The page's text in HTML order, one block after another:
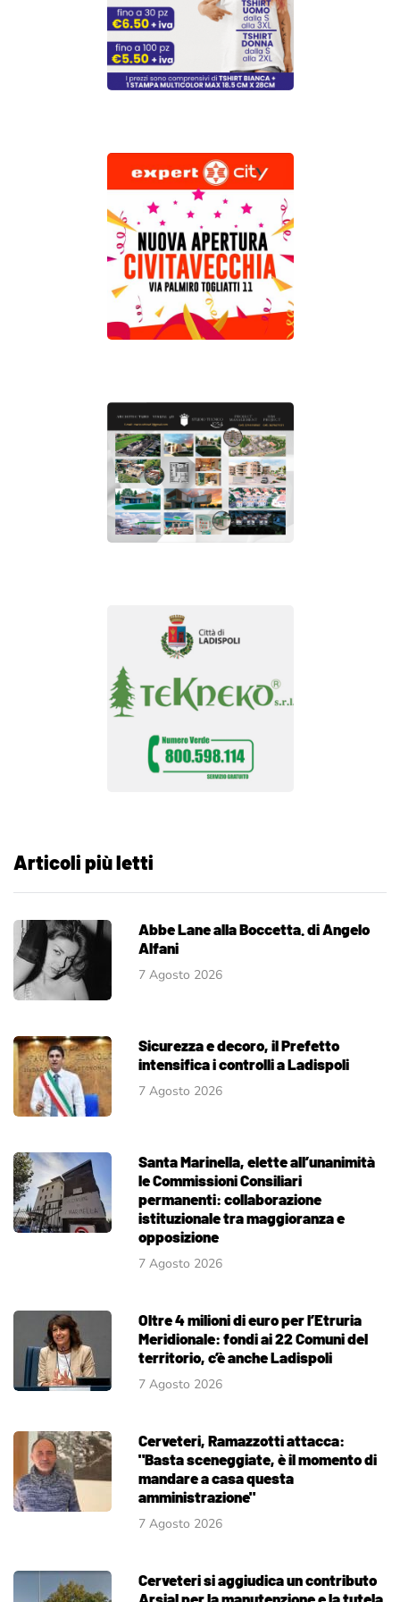
Articoli più letti
Abbe Lane alla Boccetta. di Angelo
Alfani
7 Agosto 2026
Sicurezza e decoro, il Prefetto
intensifica i controlli a Ladispoli
7 Agosto 2026
Santa Marinella, elette all’unanimità
le Commissioni Consiliari
permanenti: collaborazione
istituzionale tra maggioranza e
opposizione
7 Agosto 2026
Oltre 4 milioni di euro per l’Etruria
Meridionale: fondi ai 22 Comuni del
territorio, c’è anche Ladispoli
7 Agosto 2026
Cerveteri, Ramazzotti attacca:
"Basta sceneggiate, è il momento di
mandare a casa questa
amministrazione"
7 Agosto 2026
Cerveteri si aggiudica un contributo